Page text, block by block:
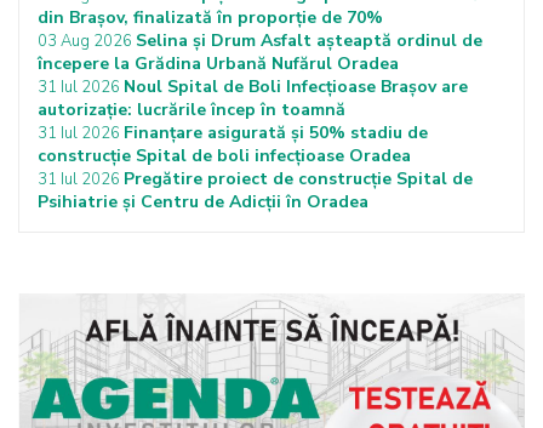
din Brașov, finalizată în proporție de 70%
03 Aug 2026 Selina și Drum Asfalt așteaptă ordinul de
începere la Grădina Urbană Nufărul Oradea
31 Iul 2026 Noul Spital de Boli Infecțioase Brașov are
autorizație: lucrările încep în toamnă
31 Iul 2026 Finanțare asigurată și 50% stadiu de
construcție Spital de boli infecțioase Oradea
31 Iul 2026 Pregătire proiect de construcție Spital de
Psihiatrie și Centru de Adicții în Oradea